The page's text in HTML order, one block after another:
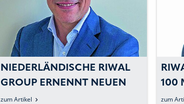
NIEDERLÄNDISCHE RIWAL
GROUP ERNENNT NEUEN
CEO
zum Artikel
100
zum